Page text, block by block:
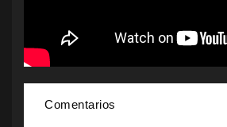
Comentarios